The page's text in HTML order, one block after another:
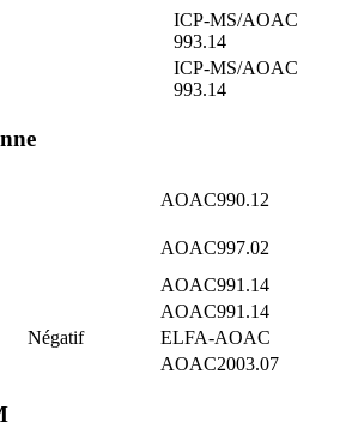
ICP-MS/AOAC
993.14
ICP-MS/AOAC
993.14
AOAC990.12
AOAC997.02
AOAC991.14
AOAC991.14
Négatif
ELFA-AOAC
AOAC2003.07